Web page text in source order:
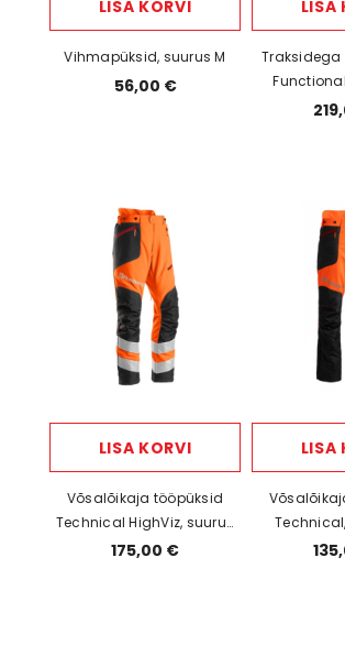
LISA KORVI
Vihmapüksid, suurus M
56,00 €
LISA
Traksidega
LISA KORVI
Võsalõikaja tööpüksid
Technical HighViz, suurus
50
175,00 €
LISA